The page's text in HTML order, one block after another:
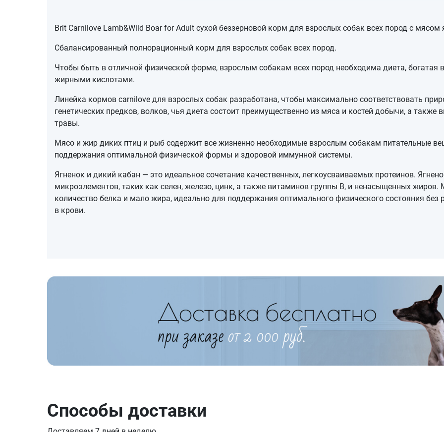
Brit Carnilove Lamb&Wild Boar for Adult сухой беззерновой корм для взрослых собак всех пород с мясом
Сбалансированный полнорационный корм для взрослых собак всех пород.
Чтобы быть в отличной физической форме, взрослым собакам всех пород необходима диета, богатая
жирными кислотами.
Линейка кормов carnilove для взрослых собак разработана, чтобы максимально соответствовать
генетических предков, волков, чья диета состоит преимущественно из мяса и костей добычи, а
травы.
Мясо и жир диких птиц и рыб содержит все жизненно необходимые взрослым собакам питательные
поддержания оптимальной физической формы и здоровой иммунной системы.
Ягненок и дикий кабан — это идеальное сочетание качественных, легкоусваиваемых протеинов.
микроэлементов, таких как селен, железо, цинк, а также витаминов группы В, и ненасыщенных
количество белка и мало жира, идеально для поддержания оптимального физического состояния без
в крови.
Способы доставки